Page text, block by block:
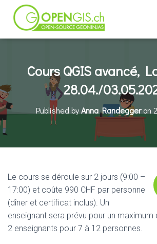
Cours QGIS avancé,
28.04./
Published byAnna Randeggeron
Le cours se déroule sur 2 jours (9:00 –
17:00) et coûte 990 CHF par personne
(dîner et certificat inclus). Un
enseignant sera prévu pour un
2 enseignants pour 7 à 12 personnes.